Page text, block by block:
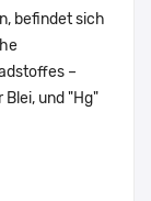
befindet sich
–
und "Hg"